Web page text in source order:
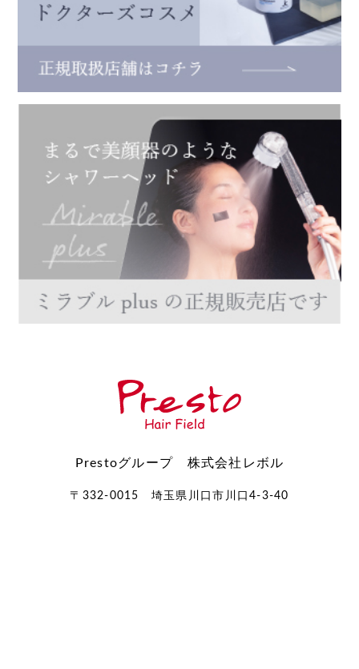
Prestoグループ 株式会社レボル
〒332-0015 埼玉県川口市川口4-3-40